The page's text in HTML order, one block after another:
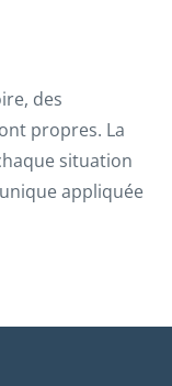
des
propres. La
situation
appliquée